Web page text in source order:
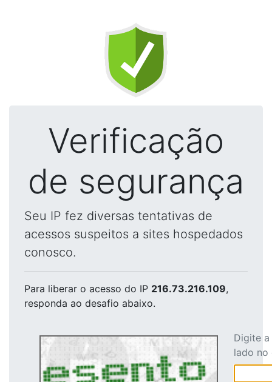
Verificação
de segurança
Seu IP fez diversas tentativas de
acessos suspeitos a sites hospedados
conosco.
Para liberar o acesso do IP 216.73.216.109,
responda ao desafio abaixo.
Digite
lado no